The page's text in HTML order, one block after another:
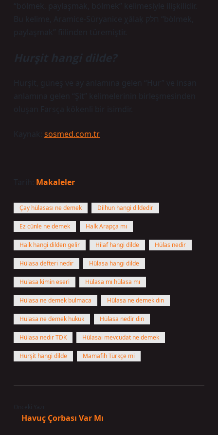
“bölmek, paylaşmak, bölmek” kelimesiyle ilişkilidir.
Bu kelime, Aramice-Süryanice χālaḳ חלק “bölmek,
paylaşmak” fiilinden türemiştir.
Hurşit hangi dilde?
Hurşit, güneş ve ay anlamına gelen “Hur” ve insan
anlamına gelen “Şit” kelimelerinin birleşmesinden
oluşan Farsça kökenli bir isimdir.
Kaynak: sosmed.com.tr
Tarih: Makaleler
Çay hülasası ne demek Dilhun hangi dildedir
Ez cünle ne demek Halk Arapça mı
Halk hangi dilden gelir Hilaf hangi dilde Hülas nedir
Hülasa defteri nedir Hülasa hangi dilde
Hulasa kimin eseri Hülasa mı hülasa mı
Hülasa ne demek bulmaca Hülasa ne demek din
Hülasa ne demek hukuk Hülasa nedir din
Hülasa nedir TDK Hülasai mevcudat ne demek
Hurşit hangi dilde Mamafih Türkçe mi
Havuç Çorbası Var Mı